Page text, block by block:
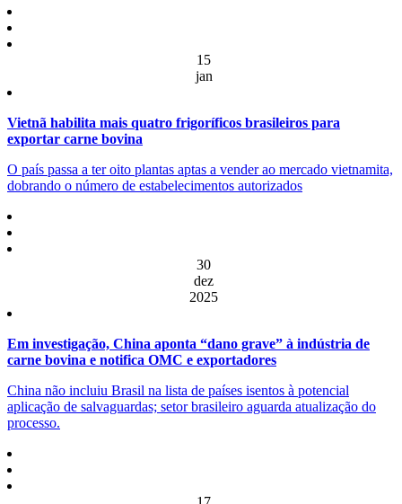
15
jan
Vietnã habilita mais quatro frigoríficos brasileiros para
exportar carne bovina
O país passa a ter oito plantas aptas a vender ao mercado vietnamita,
dobrando o número de estabelecimentos autorizados
30
dez
2025
Em investigação, China aponta “dano grave” à indústria de
carne bovina e notifica OMC e exportadores
China não incluiu Brasil na lista de países isentos à potencial
aplicação de salvaguardas; setor brasileiro aguarda atualização do
processo.